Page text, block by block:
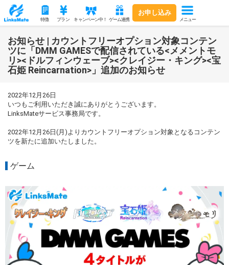
特徴 プラン キャンペーン中！ ゲーム連携
お申し込み
メニュー
お知らせ | カウントフリーオプション対象コンテン
ツに「DMM GAMESで配信されている<メメントモ
リ><ドルフィンウェーブ><クレイジー・キング><宝
石姫 Reincarnation>」追加のお知らせ
2022年12月26日
いつもご利用いただき誠にありがとうございます。
LinksMateサービス事務局です。
2022年12月26日(月)よりカウントフリーオプション対象となるコンテン
ツを新たに追加いたしました。
ゲーム